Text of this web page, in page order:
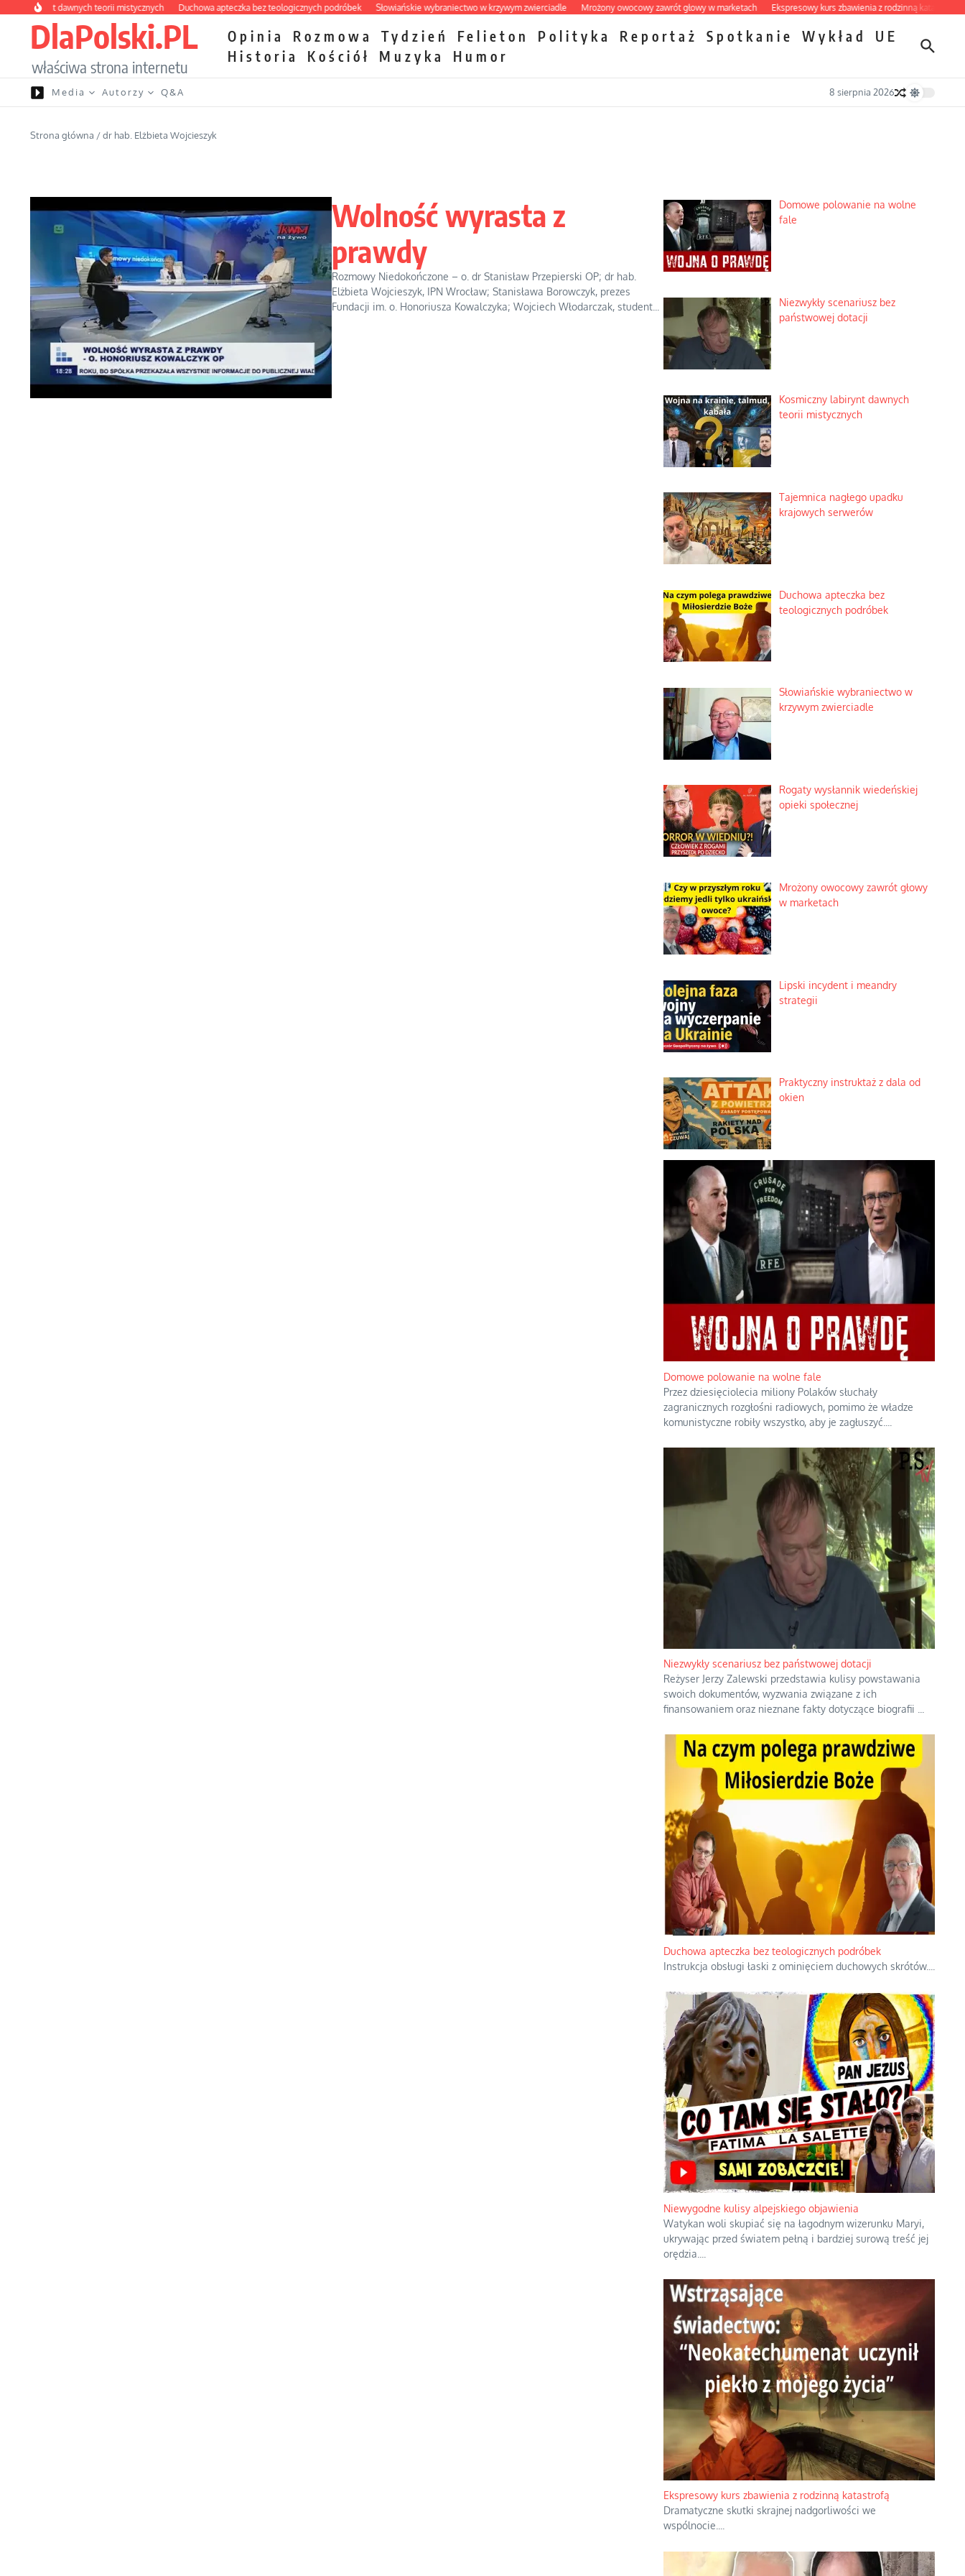
Przejdź do treści
labirynt dawnych teorii mistycznych Duchowa apteczka bez teologicznych podróbek Słowiańskie wybraniectwo w krzywym zwierciadle Mrożony owocowy zawrót głowy w marketach Ekspresowy kurs zbawienia z rodzinną katastrofą
DlaPolski.PL
właściwa strona internetu
Opinia Rozmowa Tydzień Felieton Polityka Reportaż Spotkanie Wykład
UE
Historia
Kościół Muzyka Humor
Media Autorzy Q&A 8 sierpnia 2026
Strona główna /dr hab. Elżbieta Wojcieszyk
Wolność wyrasta z
prawdy
Rozmowy Niedokończone – o. dr Stanisław Przepierski OP; dr hab.
Elżbieta Wojcieszyk, IPN Wrocław; Stanisława Borowczyk, prezes
Fundacji im. o. Honoriusza Kowalczyka; Wojciech Włodarczak, student...
Domowe polowanie na wolne
fale
Niezwykły scenariusz bez
państwowej dotacji
Kosmiczny labirynt dawnych
teorii mistycznych
Tajemnica nagłego upadku
krajowych serwerów
Duchowa apteczka bez
teologicznych podróbek
Słowiańskie wybraniectwo w
krzywym zwierciadle
Rogaty wysłannik wiedeńskiej
opieki społecznej
Mrożony owocowy zawrót głowy
w marketach
Lipski incydent i meandry
strategii
Praktyczny instruktaż z dala od
okien
Domowe polowanie na wolne fale
Przez dziesięciolecia miliony Polaków słuchały
zagranicznych rozgłośni radiowych, pomimo że władze
komunistyczne robiły wszystko, aby je zagłuszyć.
Niezwykły scenariusz bez państwowej dotacji
Reżyser Jerzy Zalewski przedstawia kulisy powstawania
swoich dokumentów, wyzwania związane z ich
finansowaniem oraz nieznane fakty dotyczące biografii
Duchowa apteczka bez teologicznych podróbek
Instrukcja obsługi łaski z ominięciem duchowych skrótów.
Niewygodne kulisy alpejskiego objawienia
Watykan woli skupiać się na łagodnym wizerunku Maryi,
ukrywając przed światem pełną i bardziej surową treść jej
orędzia.
Ekspresowy kurs zbawienia z rodzinną katastrofą
Dramatyczne skutki skrajnej nadgorliwości we
wspólnocie.